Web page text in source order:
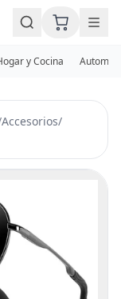
y Cocina
Accesorios/